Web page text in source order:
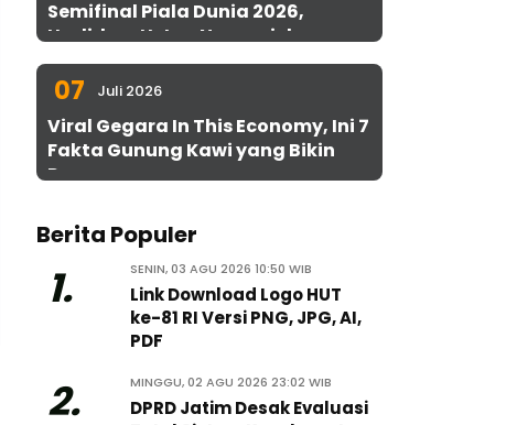
Semifinal Piala Dunia 2026,
Hadirkan Uston Nawawi dan
UMKM Gratis untuk 1.000 Warga
07 Juli 2026
Viral Gegara In This Economy, Ini 7
Fakta Gunung Kawi yang Bikin
Penasaran
Berita Populer
1. SENIN, 03 AGU 2026 10:50 WIB
Link Download Logo HUT
ke-81 RI Versi PNG, JPG, AI,
PDF
2. MINGGU, 02 AGU 2026 23:02 WIB
DPRD Jatim Desak Evaluasi